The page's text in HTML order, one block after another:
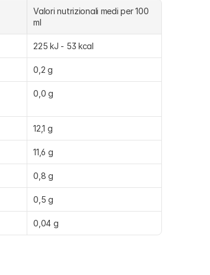
Valori nutrizionali medi per 100
ml
225 kJ - 53 kcal
0,2 g
0,0 g
12,1 g
11,6 g
0,8 g
0,5 g
0,04 g